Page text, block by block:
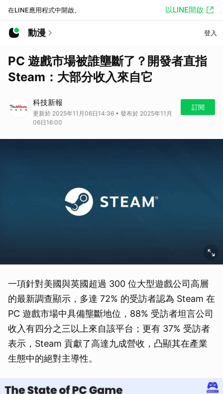
在LINE應用程式中開啟。 以LINE開啟
動漫 登入
PC 遊戲市場被誰壟斷了？開發者直指
Steam：大部分收入來自它
科技新報
更新於 2025年11月06日14:36 • 發布於 2025年11月
06日16:00
訂閱
一項針對美國與英國超過 300 位大型遊戲公司高層
的最新調查顯示，多達 72% 的受訪者認為 Steam 在
PC 遊戲市場中具備壟斷地位，88% 受訪者坦言公司
收入有四分之三以上來自該平台；更有 37% 受訪者
表示，Steam 貢獻了高達九成營收，凸顯其在產業
生態中的絕對主導性。